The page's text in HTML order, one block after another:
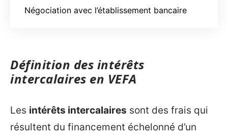
Négociation avec l’établissement bancaire
Définition des intérêts
intercalaires en VEFA
Les intérêts intercalaires sont des frais qui
résultent du financement échelonné d’un